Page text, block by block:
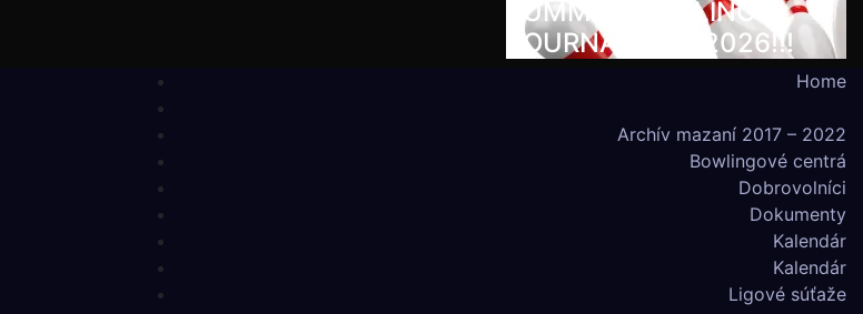
SUMMER BOWLING
TOURNAMENT 2026!!!
Home
Archív mazaní 2017 – 2022
Bowlingové centrá
Dobrovolníci
Dokumenty
Kalendár
Kalendár
Ligové súťaže